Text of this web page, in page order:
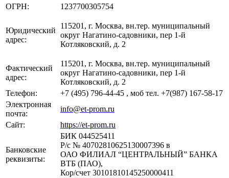
ОГРН:
1237700305754
Юридический
адрес:
115201, г. Москва, вн.тер. муниципальный
округ Нагатино-садовники, пер 1-й
Котляковский, д. 2
Фактический
адрес:
115201, г. Москва, вн.тер. муниципальный
округ Нагатино-садовники, пер 1-й
Котляковский, д. 2
Телефон:
+7 (495) 796-44-45 , моб тел. +7(987) 167-58-17
Электронная
почта:
info@et-prom.ru
Сайт:
https://et-prom.ru
Банковские
реквизиты:
БИК 044525411
Р/с № 40702810625130007396 в
ОАО ФИЛИАЛ “ЦЕНТРАЛЬНЫЙ” БАНКА
ВТБ (ПАО),
Кор/счет 30101810145250000411